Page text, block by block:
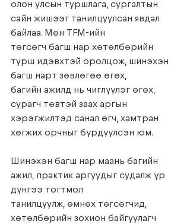
олон улсын туршлага, сургалтын
сайн жишээг танилцуулсан явдал
байлаа. Мөн TFM-ийн
төгсөгч багш нар хөтөлбөрийн
турш идэвхтэй оролцож, шинэхэн
багш нарт зөвлөгөө өгөх,
багийн ажилд нь чиглүүлэг өгөх,
сурагч төвтэй заах аргын
хэрэгжилтэд санал өгч, хамтран
хөгжих орчныг бүрдүүлсэн юм.
Шинэхэн багш нар маань багийн
ажил, практик аргуудыг судалж үр
дүнгээ тогтмол
танилцуулж, өмнөх төгсөгчид,
хөтөлбөрийн зохион байгуулагч